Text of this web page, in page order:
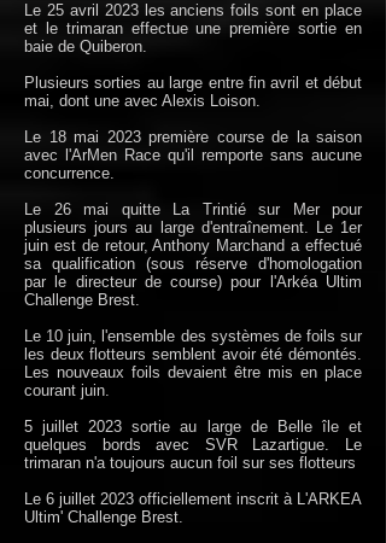
Le 25 avril 2023 les anciens foils sont en place
et le trimaran effectue une première sortie en
baie de Quiberon.
Plusieurs sorties au large entre fin avril et début
mai, dont une avec Alexis Loison.
Le 18 mai 2023 première course de la saison
avec l'ArMen Race qu'il remporte sans aucune
concurrence.
Le 26 mai quitte La Trintié sur Mer pour
plusieurs jours au large d'entraînement. Le 1er
juin est de retour, Anthony Marchand a effectué
sa qualification (sous réserve d'homologation
par le directeur de course) pour l'Arkéa Ultim
Challenge Brest.
Le 10 juin, l'ensemble des systèmes de foils sur
les deux flotteurs semblent avoir été démontés.
Les nouveaux foils devaient être mis en place
courant juin.
5 juillet 2023 sortie au large de Belle île et
quelques bords avec SVR Lazartigue. Le
trimaran n'a toujours aucun foil sur ses flotteurs
Le 6 juillet 2023 officiellement inscrit à L'ARKEA
Ultim' Challenge Brest.